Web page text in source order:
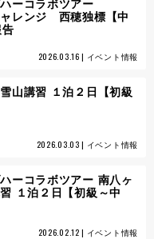
ーコラボツアー
レンジ 西穂独標【中
2026.03.16 | イベント情報
山講習 １泊２日【初級
2026.03.03 | イベント情報
ーコラボツアー 南八ヶ
１泊２日【初級～中
2026.02.12 | イベント情報